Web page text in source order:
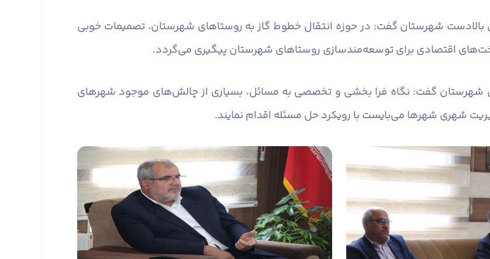
بالادست شهرستان گفت: در حوزه انتقال خطوط گاز به روستاهای شهرستان، تصمیمات خوبی
اقتصادی برای توسعه‌مندسازی روستاهای شهرستان پیگیری می‌گردد.
گفت: نگاه فرا بخشی و تخصصی به مسائل، بسیاری از چالش‌های موجود شهرهای
شهری شهرها می‌بایست با رویکرد حل مسئله اقدام نمایند.